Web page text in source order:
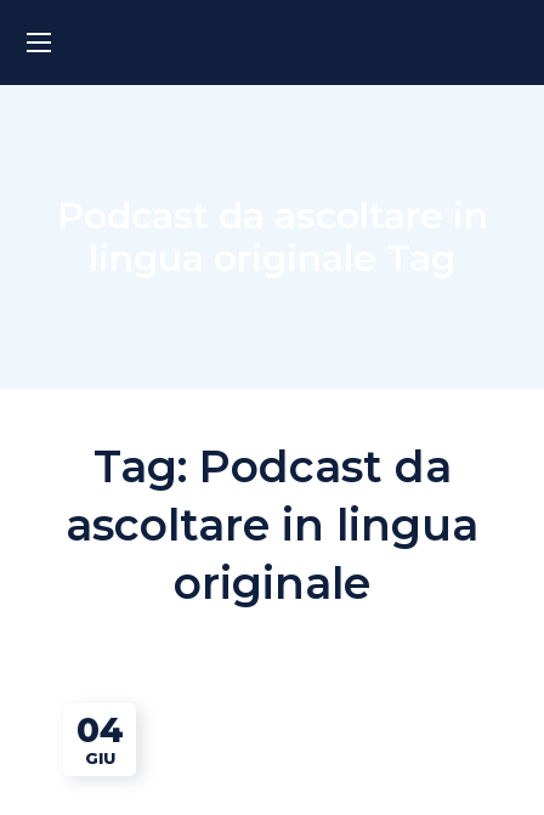
Tag: Podcast da
ascoltare in lingua
originale
04
GIU